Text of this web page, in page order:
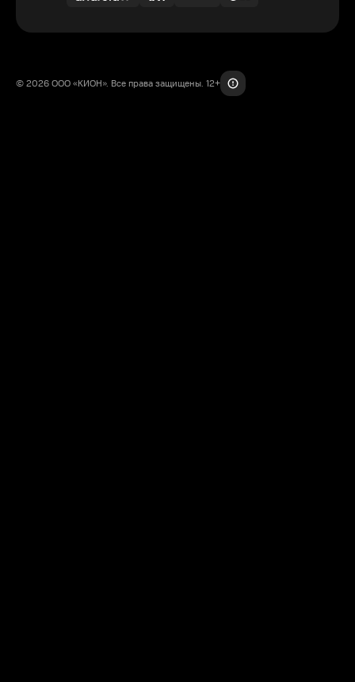
© 2026 ООО «КИОН». Все права защищены. 12+